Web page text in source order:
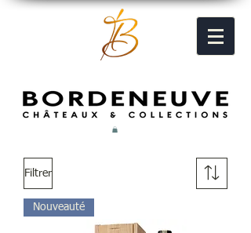
Filtrer
Nouveauté